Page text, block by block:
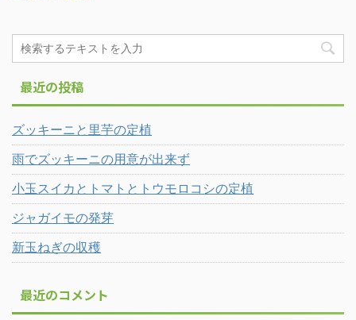
最近の投稿
ズッキーニと里芋の定植
雨でズッキーニの用意が出来ず
小玉スイカとトマトとトウモロコシの定植
ジャガイモの発芽
新玉ねぎの収穫
最近のコメント